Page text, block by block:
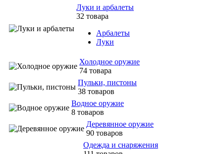
Луки и арбалеты
32 товара
Арбалеты
Луки
Холодное оружие
74 товара
Пульки, пистоны
38 товаров
Водное оружие
8 товаров
Деревянное оружие
90 товаров
Одежда и снаряжения